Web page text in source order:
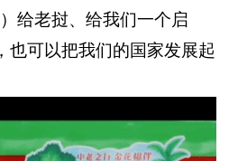
给老挝、给我们一个启
也可以把我们的国家发展起